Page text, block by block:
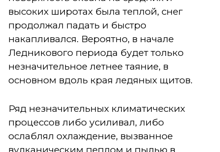
высоких широтах была теплой, снег
продолжал падать и быстро
накапливался. Вероятно, в начале
Ледникового периода будет только
незначительное летнее таяние, в
основном вдоль края ледяных щитов.
Ряд незначительных климатических
процессов либо усиливал, либо
ослаблял охлаждение, вызванное